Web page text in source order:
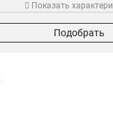
RJ-45 14
Показать
Подобрать